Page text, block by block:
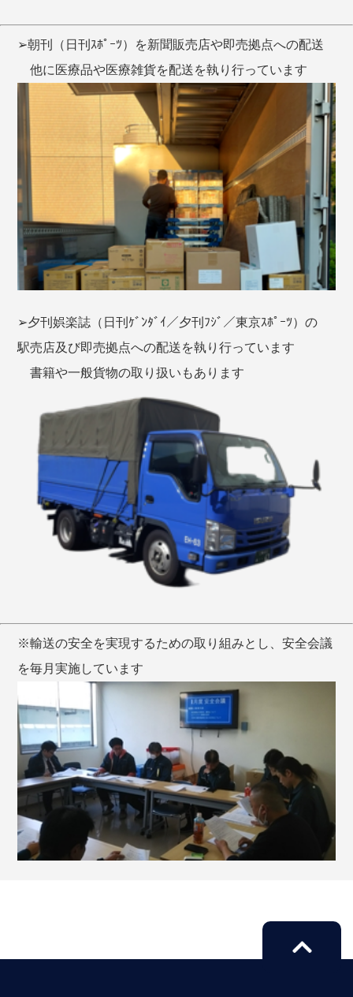
➢朝刊（日刊ｽﾎﾟｰﾂ）を新聞販売店や即売拠点への配送
他に医療品や医療雑貨を配送を執り行っています
➢夕刊娯楽誌（日刊ｹﾞﾝﾀﾞｲ／夕刊ﾌｼﾞ／東京ｽﾎﾟｰﾂ）の
駅売店及び即売拠点への配送を執り行っています
書籍や一般貨物の取り扱いもあります
※輸送の安全を実現するための取り組みとし、安全会議
を毎月実施しています